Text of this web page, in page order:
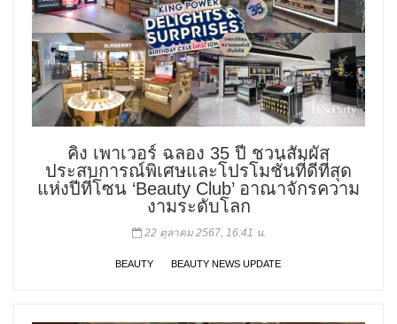
คิง เพาเวอร์ ฉลอง 35 ปี ชวนสัมผัส
ประสบการณ์พิเศษและโปรโมชั่นที่ดีที่สุด
แห่งปีที่โซน ‘Beauty Club’ อาณาจักรความ
งามระดับโลก
22 ตุลาคม 2567, 16:41 น.
BEAUTY BEAUTY NEWS UPDATE